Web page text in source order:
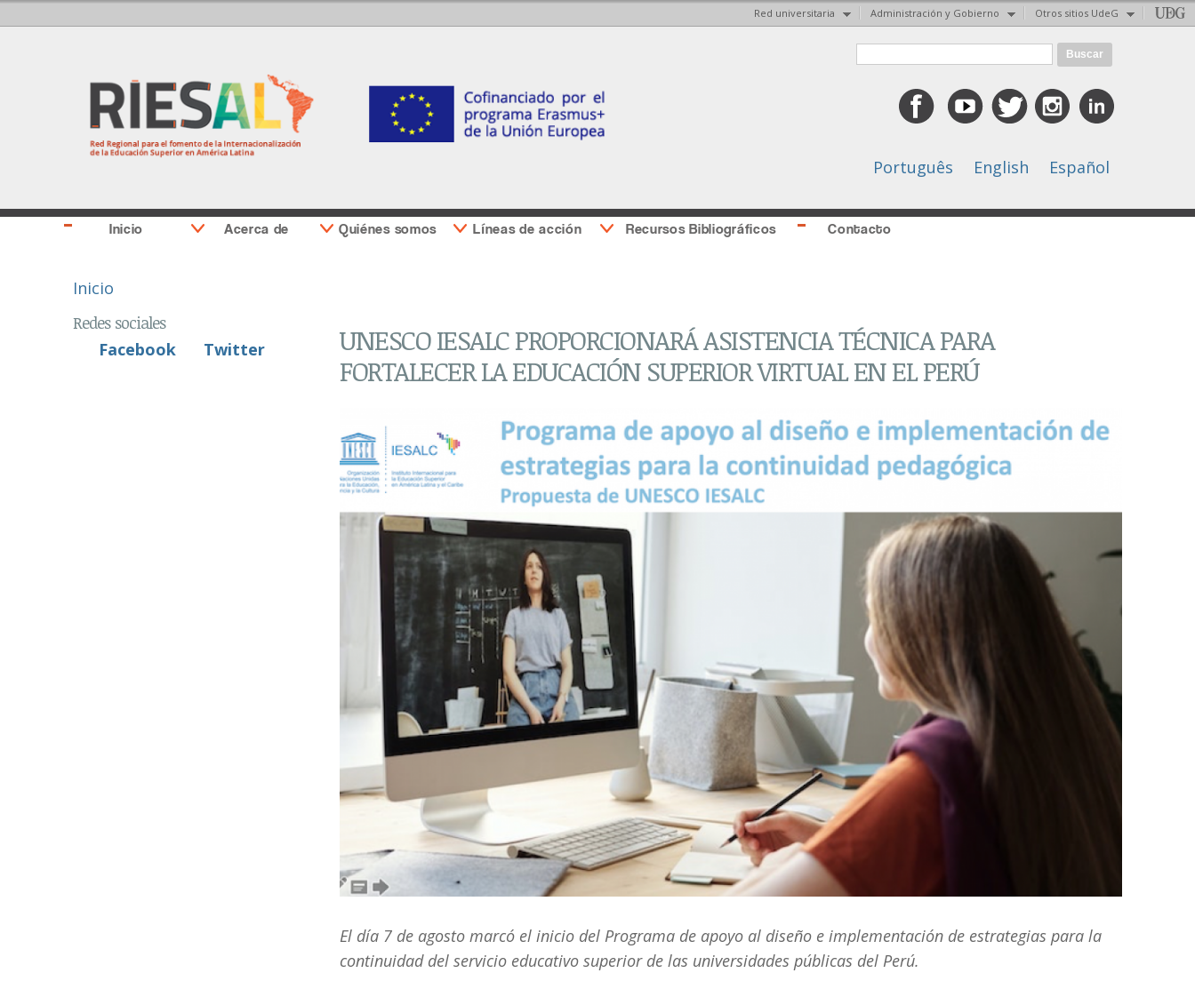
Red universitaria Administración y Gobierno Otros sitios UdeG
principal
lateral
derecha
Formulario de búsqueda
Português English Español
Inicio Acerca de Quiénes somos Líneas de acción Recursos Bibliográficos Contacto
Inicio
Redes sociales
Facebook
Twitter
UNESCO IESALC PROPORCIONARÁ ASISTENCIA TÉCNICA PARA
FORTALECER LA EDUCACIÓN SUPERIOR VIRTUAL EN EL PERÚ
El día 7 de agosto marcó el inicio del Programa de apoyo al diseño e implementación de estrategias para la
continuidad del servicio educativo superior de las universidades públicas del Perú.